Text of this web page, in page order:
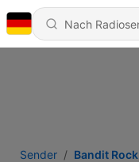
Sender Bandit Rock